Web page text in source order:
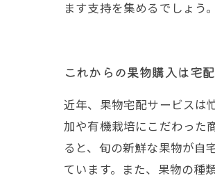
ます支持を集めるでしょう。
これからの果物購入は宅
近年、果物宅配サービスは
加や有機栽培にこだわった
ると、旬の新鮮な果物が自
ています。また、果物の種